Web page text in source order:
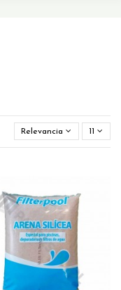
Relevancia 11